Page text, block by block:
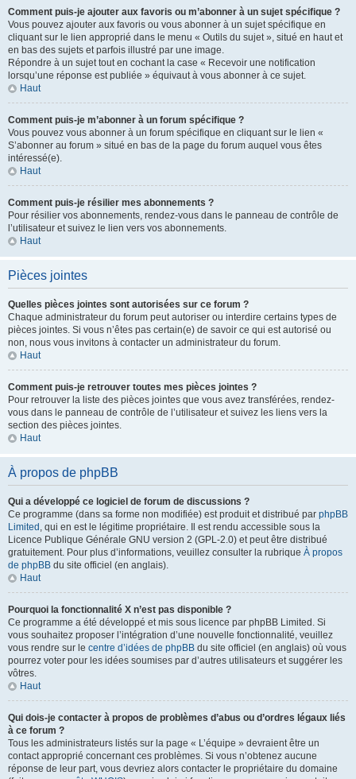
Comment puis-je ajouter aux favoris ou m’abonner à un sujet spécifique ?
Vous pouvez ajouter aux favoris ou vous abonner à un sujet spécifique en
cliquant sur le lien approprié dans le menu « Outils du sujet », situé en haut et
en bas des sujets et parfois illustré par une image.
Répondre à un sujet tout en cochant la case « Recevoir une notification
lorsqu’une réponse est publiée » équivaut à vous abonner à ce sujet.
Haut
Comment puis-je m’abonner à un forum spécifique ?
Vous pouvez vous abonner à un forum spécifique en cliquant sur le lien «
S’abonner au forum » situé en bas de la page du forum auquel vous êtes
intéressé(e).
Haut
Comment puis-je résilier mes abonnements ?
Pour résilier vos abonnements, rendez-vous dans le panneau de contrôle de
l’utilisateur et suivez le lien vers vos abonnements.
Haut
Pièces jointes
Quelles pièces jointes sont autorisées sur ce forum ?
Chaque administrateur du forum peut autoriser ou interdire certains types de
pièces jointes. Si vous n’êtes pas certain(e) de savoir ce qui est autorisé ou
non, nous vous invitons à contacter un administrateur du forum.
Haut
Comment puis-je retrouver toutes mes pièces jointes ?
Pour retrouver la liste des pièces jointes que vous avez transférées, rendez-
vous dans le panneau de contrôle de l’utilisateur et suivez les liens vers la
section des pièces jointes.
Haut
À propos de phpBB
Qui a développé ce logiciel de forum de discussions ?
Ce programme (dans sa forme non modifiée) est produit et distribué par phpBB
Limited , qui en est le légitime propriétaire. Il est rendu accessible sous la
Licence Publique Générale GNU version 2 (GPL-2.0) et peut être distribué
gratuitement. Pour plus d’informations, veuillez consulter la rubrique À propos
de phpBB du site officiel (en anglais).
Haut
Pourquoi la fonctionnalité X n’est pas disponible ?
Ce programme a été développé et mis sous licence par phpBB Limited. Si
vous souhaitez proposer l’intégration d’une nouvelle fonctionnalité, veuillez
vous rendre sur le centre d’idées de phpBB du site officiel (en anglais) où vous
pourrez voter pour les idées soumises par d’autres utilisateurs et suggérer les
vôtres.
Haut
Qui dois-je contacter à propos de problèmes d’abus ou d’ordres légaux liés
à ce forum ?
Tous les administrateurs listés sur la page « L’équipe » devraient être un
contact approprié concernant ces problèmes. Si vous n’obtenez aucune
réponse de leur part, vous devriez alors contacter le propriétaire du domaine